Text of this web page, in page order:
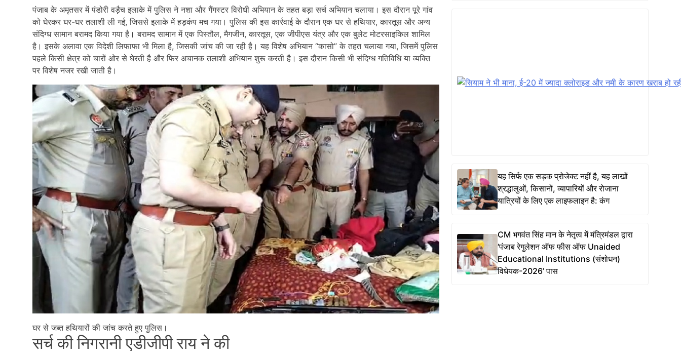
पंजाब के अमृतसर में पंडोरी वड़ैच इलाके में पुलिस ने नशा और गैंगस्टर विरोधी अभियान के तहत बड़ा सर्च अभियान चलाया। इस दौरान पूरे गांव
को घेरकर घर-घर तलाशी ली गई, जिससे इलाके में हड़कंप मच गया। पुलिस की इस कार्रवाई के दौरान एक घर से हथियार, कारतूस और अन्य
संदिग्ध सामान बरामद किया गया है। बरामद सामान में एक पिस्तौल, मैगजीन, कारतूस, एक जीपीएस यंत्र और एक बुलेट मोटरसाइकिल शामिल
है। इसके अलावा एक विदेशी लिफाफा भी मिला है, जिसकी जांच की जा रही है। यह विशेष अभियान “कासो” के तहत चलाया गया, जिसमें पुलिस
पहले किसी क्षेत्र को चारों ओर से घेरती है और फिर अचानक तलाशी अभियान शुरू करती है। इस दौरान किसी भी संदिग्ध गतिविधि या व्यक्ति
पर विशेष नजर रखी जाती है।
घर से जब्त हथियारों की जांच करते हुए पुलिस।
सर्च की निगरानी एडीजीपी राय ने की
यह सिर्फ एक सड़क प्रोजेक्ट नहीं है, यह लाखों
श्रद्धालुओं, किसानों, व्यापारियों और रोजाना
यात्रियों के लिए एक लाइफलाइन है: कंग
CM भगवंत सिंह मान के नेतृत्व में मंत्रिमंडल द्वारा
‘पंजाब रेगुलेशन ऑफ फीस ऑफ Unaided
Educational Institutions (संशोधन)
विधेयक-2026’ पास